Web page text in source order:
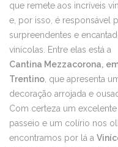
que remete aos incríveis
e, por isso, é responsável
surpreendentes e
vinícolas. Entre elas está a
Cantina Mezzacorona,
Trentino , que apresenta
decoração arrojada e
Com certeza um excelente
passeio e um colírio nos
encontramos por lá a